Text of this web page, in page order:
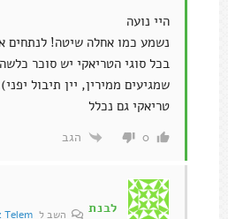
היי נועה
נשמע כמו אחלה שיטה! לנתחים
בכל סוגי הטריאקי יש סוכר
שמגיעים ממירין, יין תיבול
טריאקי גם נכלל
0 הגב
לבנת השב ל Telem